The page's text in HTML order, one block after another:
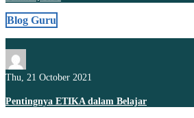
Blog Guru
Thu, 21 October 2021
Pentingnya ETIKA dalam Belajar